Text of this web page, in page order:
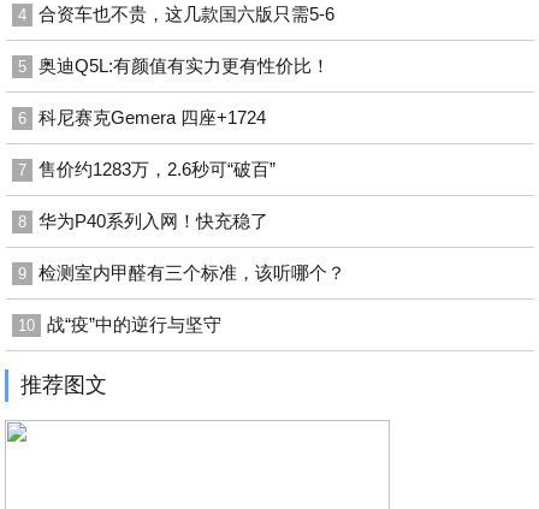
4 合资车也不贵，这几款国六版只需5-6
5 奥迪Q5L:有颜值有实力更有性价比！
6 科尼赛克Gemera 四座+1724
7 售价约1283万，2.6秒可“破百”
8 华为P40系列入网！快充稳了
9 检测室内甲醛有三个标准，该听哪个？
10 战“疫”中的逆行与坚守
推荐图文